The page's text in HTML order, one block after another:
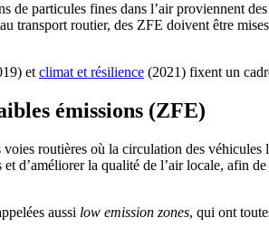
de particules fines dans l’air proviennent
transport routier, des ZFE doivent être
et climat et résilience (2021) fixent un
émissions (ZFE)
routières où la circulation des
d’améliorer la qualité de l’air locale, afin
aussi low emission zones, qui ont